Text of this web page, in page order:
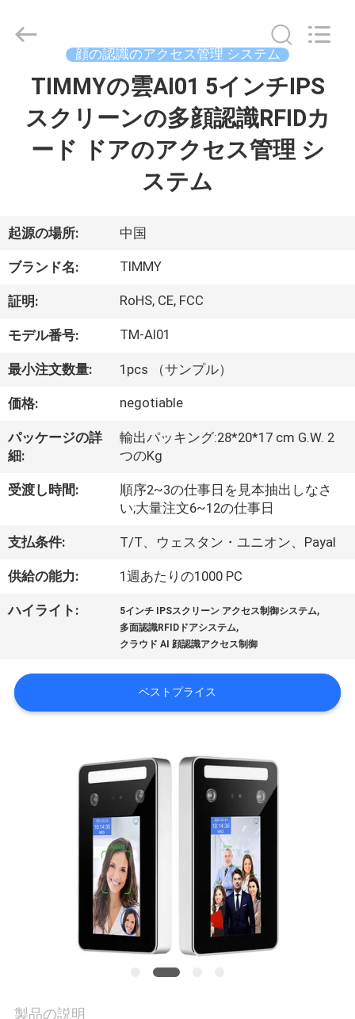
ク
ト
私
達
つ
い
て
工
場
旅
品
質
Shenzhen
Union
Reserved.
顔の認識のアクセス管理 システム
TIMMYの雲AI01 5インチIPS
スクリーンの多顔認識RFIDカ
ード ドアのアクセス管理 シ
ステム
起源の場所: 中国
ブランド名: TIMMY
証明: RoHS, CE, FCC
モデル番号: TM-AI01
最小注文数量: 1pcs （サンプル）
価格: negotiable
パッケージの詳
細:
輸出パッキング:28*20*17 cm G.W. 2
つのKg
受渡し時間:
順序2~3の仕事日を見本抽出しなさ
い;大量注文6~12の仕事日
支払条件: T/T、ウェスタン・ユニオン、Payal
供給の能力: 1週あたりの1000 PC
ハイライト: 5インチ IPSスクリーン アクセス制御システム,
多面認識RFIDドアシステム,
クラウド AI 顔認識アクセス制御
ベストプライス
製品の説明